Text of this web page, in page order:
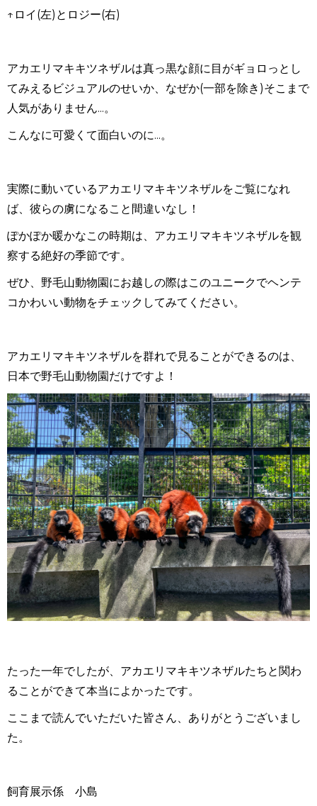
↑ロイ (左) とロジー(右)
アカエリマキキツネザルは真っ黒な顔に目がギョロっとし
てみえるビジュアルのせいか、なぜか(一部を除き)そこまで
人気がありません...。
こんなに可愛くて面白いのに...。
実際に動いているアカエリマキキツネザルをご覧になれ
ば、彼らの虜になること間違いなし！
ぽかぽか暖かなこの時期は、アカエリマキキツネザルを観
察する絶好の季節です。
ぜひ、野毛山動物園にお越しの際はこのユニークでヘンテ
コかわいい動物をチェックしてみてください。
アカエリマキキツネザルを群れで見ることができるのは、
日本で野毛山動物園だけですよ！
たった一年でしたが、アカエリマキキツネザルたちと関わ
ることができて本当によかったです。
ここまで読んでいただいた皆さん、ありがとうございまし
た。
飼育展示係 小島